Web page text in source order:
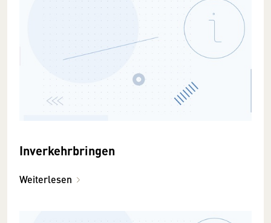
Inverkehrbringen
Weiterlesen